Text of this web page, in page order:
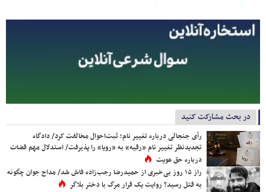
در بحث مشارکت کنید
رأی جنجالی درباره تغییر نام؛ ثبت‌احوال مخالفت کرد/ دادگاه
تجدیدنظر تغییر نام «رقیه» به «رویا» را پذیرفت/ استدلال مهم قضات
درباره حق هویت
راز ۱۵ روز بی‌خبری از حمیدرضا رجب‌زاده فاش شد/ مداح جوان چگونه
به قتل رسید؟ روایت یک قرار مرگ با دختر بلاگر